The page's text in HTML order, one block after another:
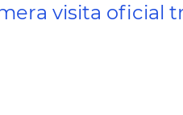
visita oficial